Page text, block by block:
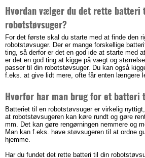
Hvordan vælger du det rette batteri
robotstøvsuger?
For det første skal du starte med at finde den
robotstøvsuger. Der er mange forskellige
ting, så derfor er det en god ide at starte med
er det en god ting at kigge på vægt og
passer til din robotstøvsuger. Du kan også
f.eks. at give lidt mere, ofte får enten længere
Hvorfor har man brug for et batteri
Batteriet til en robotstøvsuger er virkelig
at robotstøvsugeren kan køre rundt og gøre
mm. Det kan gøre rengørningen nemmere og
Man kan f.eks. have støvsugeren til at ordne
hjemme.
Har du fundet det rette batteri til din